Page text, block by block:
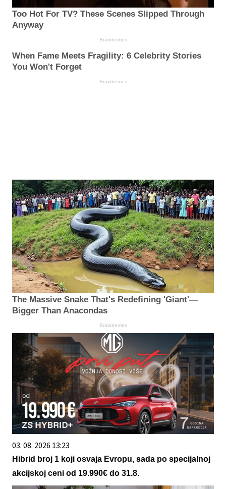
Too Hot For TV? These Scenes Slipped Through
Anyway
Brainberries
When Fame Meets Fragility: 6 Celebrity Stories
You Won't Forget
Brainberries
The Massive Snake That's Redefining 'Giant'—
Bigger Than Anacondas
Brainberries
03. 08. 2026 13:23
Hibrid broj 1 koji osvaja Evropu, sada po specijalnoj
akcijskoj ceni od 19.990€ do 31.8.